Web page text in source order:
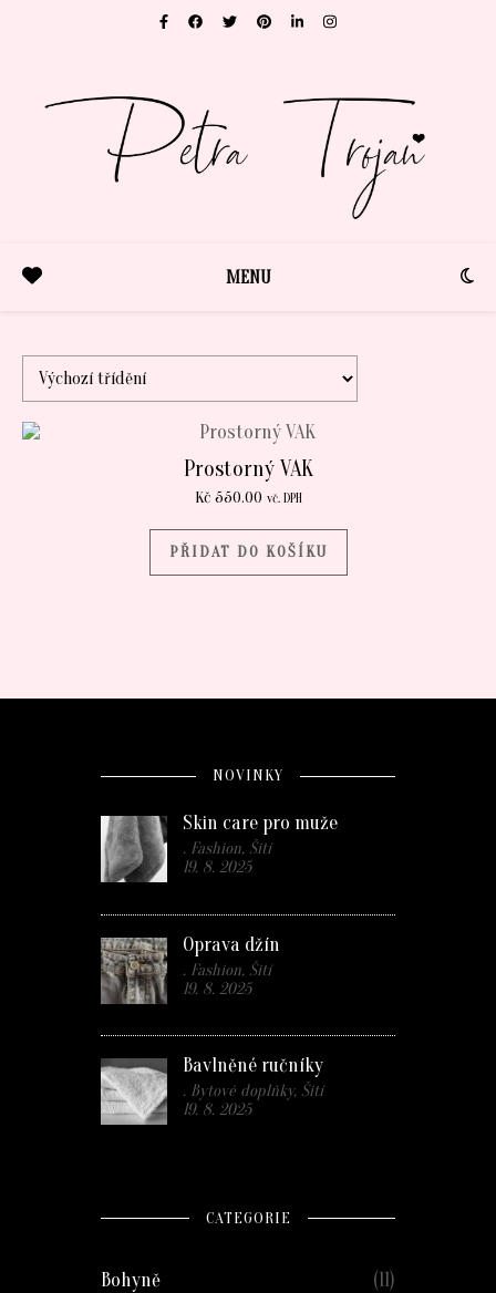
MENU
Prostorný VAK
Kč550.00 vč. DPH
PŘIDAT DO KOŠÍKU
NOVINKY
Skin care pro muže
. Fashion, Šití
19. 8. 2025
Oprava džín
. Fashion, Šití
19. 8. 2025
Bavlněné ručníky
. Bytové doplňky, Šití
19. 8. 2025
CATEGORIE
Bohyně (11)